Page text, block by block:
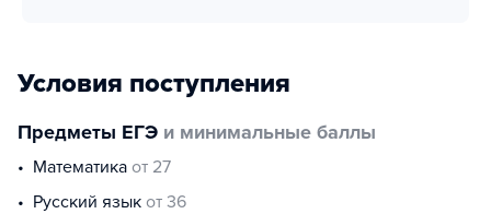
Условия поступления
Предметы ЕГЭ и минимальные баллы
математика от 27
русский язык от 36